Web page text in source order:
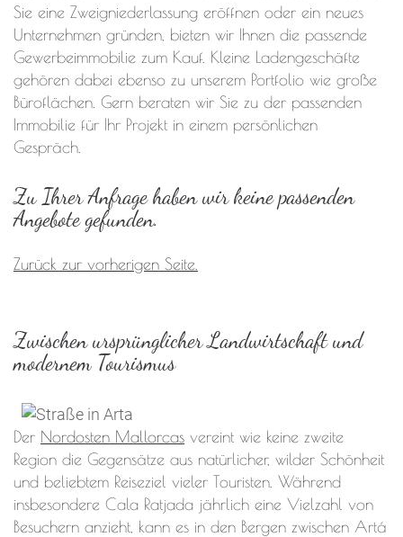
Sie eine Zweigniederlassung eröffnen oder ein neues
Unternehmen gründen, bieten wir Ihnen die passende
Gewerbeimmobilie zum Kauf. Kleine Ladengeschäfte
gehören dabei ebenso zu unserem Portfolio wie große
Büroflächen. Gern beraten wir Sie zu der passenden
Immobilie für Ihr Projekt in einem persönlichen
Gespräch.
Zu Ihrer Anfrage haben wir keine passenden
Angebote gefunden.
Zurück zur vorherigen Seite.
Zwischen ursprünglicher Landwirtschaft und
modernem Tourismus
Der Nordosten Mallorcas vereint wie keine zweite
Region die Gegensätze aus natürlicher, wilder Schönheit
und beliebtem Reiseziel vieler Touristen. Während
insbesondere Cala Ratjada jährlich eine Vielzahl von
Besuchern anzieht, kann es in den Bergen zwischen Artá